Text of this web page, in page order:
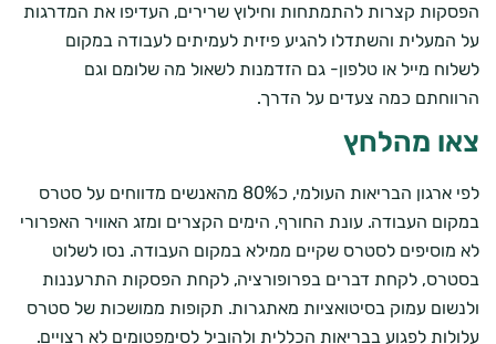
הפסקות קצרות להתמתחות וחילוץ שרירים, העדיפו את המדרגות
על המעלית והשתדלו להגיע פיזית לעמיתים לעבודה במקום
לשלוח מייל או טלפון- גם הזדמנות לשאול מה שלומם וגם
הרווחתם כמה צעדים על הדרך.
צאו מהלחץ
לפי ארגון הבריאות העולמי, כ80% מהאנשים מדווחים על סטרס
במקום העבודה. עונת החורף, הימים הקצרים ומזג האוויר האפרורי
לא מוסיפים לסטרס שקיים ממילא במקום העבודה. נסו לשלוט
בסטרס, לקחת דברים בפרופורציה, לקחת הפסקות התרעננות
ולנשום עמוק בסיטואציות מאתגרות. תקופות ממושכות של סטרס
עלולות לפגוע בבריאות הכללית ולהוביל לסימפטומים לא רצויים.